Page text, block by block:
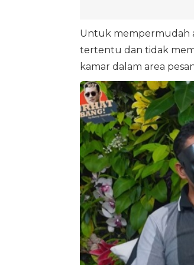
Untuk mempermudah
tertentu dan tidak
kamar dalam area